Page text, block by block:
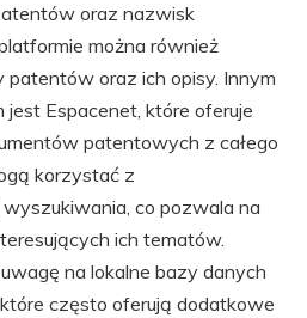
oraz nazwisk
można również
patentów oraz ich opisy. Innym
Espacenet, które oferuje
patentowych z całego
korzystać z
co pozwala na
ich tematów.
na lokalne bazy danych
często oferują dodatkowe